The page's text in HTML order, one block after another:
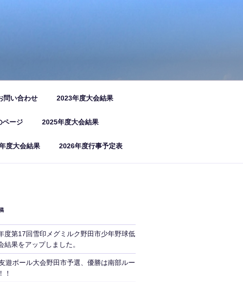
問い合わせ 2023年度大会結果
ページ 2025年度大会結果
度大会結果 2026年度行事予定表
度第17回雪印メグミルク野田市少年野球低
結果をアップしました。
遊ボール大会野田市予選、優勝は南部ルー
！